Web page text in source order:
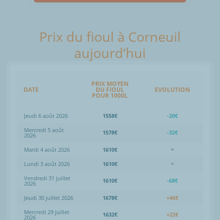
Prix du fioul à Corneuil
aujourd’hui
DATE
PRIX MOYEN
DU FIOUL
POUR 1000L
EVOLUTION
Jeudi 6 août 2026 1558€
-20€
Mercredi 5 août
2026 1578€ -32€
Mardi 4 août 2026 1610€
=
Lundi 3 août 2026
1610€
=
Vendredi 31 juillet
2026 1610€ -68€
Jeudi 30 juillet 2026 1678€
+46€
Mercredi 29 juillet
2026 1632€ +22€